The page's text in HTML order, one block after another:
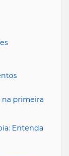
na primeira
Entenda